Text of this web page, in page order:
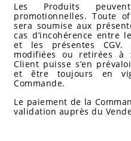
Les Produits
promotionnelles. Toute
sera soumise aux
cas d’incohérence entre
et les présentes
modifiées ou retirées à
Client puisse s’en
et être toujours en
Commande.
Le paiement de la
validation auprès du